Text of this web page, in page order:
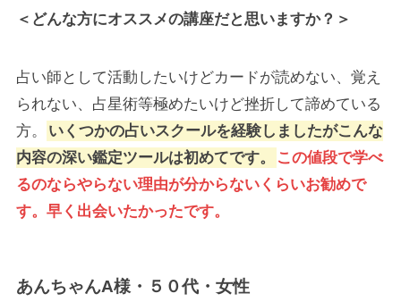
＜どんな方にオススメの講座だと思いますか？＞
占い師として活動したいけどカードが読めない、覚え
られない、占星術等極めたいけど挫折して諦めている
方。
いくつかの占いスクールを経験しましたがこんな
内容の深い鑑定ツールは初めてです。
この値段で学べ
るのならやらない理由が分からないくらいお勧めで
す。早く出会いたかったです。
あんちゃんA様・５０代・女性